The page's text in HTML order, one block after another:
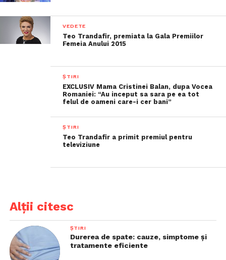
VEDETE
Teo Trandafir, premiata la Gala Premiilor
Femeia Anului 2015
ȘTIRI
EXCLUSIV Mama Cristinei Balan, dupa Vocea
Romaniei: “Au inceput sa sara pe ea tot
felul de oameni care-i cer bani”
ȘTIRI
Teo Trandafir a primit premiul pentru
televiziune
Alții citesc
ȘTIRI
Durerea de spate: cauze, simptome și
tratamente eficiente